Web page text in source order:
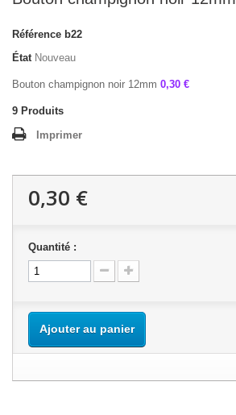
Référence b22
État Nouveau
Bouton champignon noir 12mm 0,30 €
9 Produits
Imprimer
0,30 €
Quantité :
Ajouter au panier